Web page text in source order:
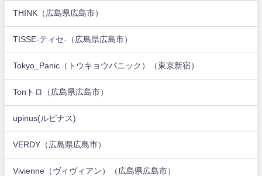
THINK（広島県広島市）
TISSE-ティセ-（広島県広島市）
Tokyo_Panic（トウキョウパニック）（東京新宿）
Tonトロ（広島県広島市）
upinus(ルピナス)
VERDY（広島県広島市）
Vivienne（ヴィヴィアン）（広島県広島市）